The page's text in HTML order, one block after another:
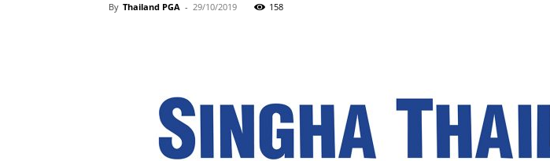
กอล์ฟ
อาชีพ
By Thailand PGA - 29/10/2019 158